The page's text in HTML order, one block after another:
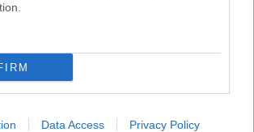
Data Access Privacy Policy